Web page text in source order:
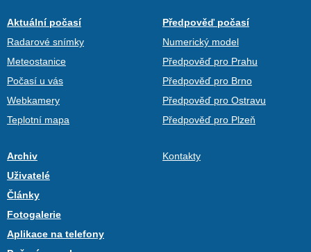
Aktuální počasí
Radarové snímky
Meteostanice
Počasí u vás
Webkamery
Teplotní mapa
Předpověď počasí
Numerický model
Předpověď pro Prahu
Předpověď pro Brno
Předpověď pro Ostravu
Předpověď pro Plzeň
Archiv
Uživatelé
Články
Fotogalerie
Aplikace na telefony
Kontakty